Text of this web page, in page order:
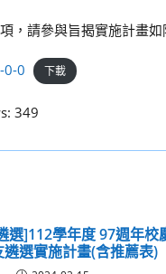
，請參與旨揭實施計畫如
0-0 下載
349
選]112學年度 97週年校
選實施計畫(含推薦表)